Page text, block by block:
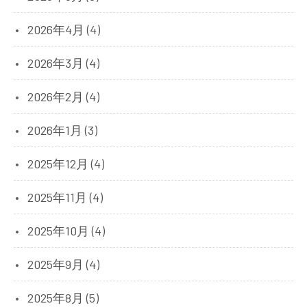
2026年4月 (4)
2026年3月 (4)
2026年2月 (4)
2026年1月 (3)
2025年12月 (4)
2025年11月 (4)
2025年10月 (4)
2025年9月 (4)
2025年8月 (5)